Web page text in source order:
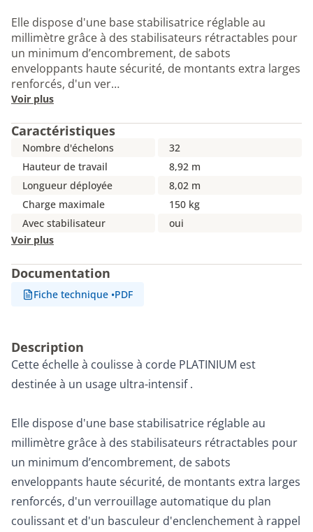
Elle dispose d'une base stabilisatrice réglable au
millimètre grâce à des stabilisateurs rétractables pour
un minimum d’encombrement, de sabots
enveloppants haute sécurité, de montants extra larges
renforcés, d'un ver…
Voir plus
Caractéristiques
Nombre d'échelons
32
Hauteur de travail
8,92 m
Longueur déployée
8,02 m
Charge maximale
150 kg
Avec stabilisateur
oui
Voir plus
Documentation
Fiche technique •PDF
Description
Cette échelle à coulisse à corde PLATINIUM est
destinée à un usage ultra-intensif .
Elle dispose d'une base stabilisatrice réglable au
millimètre grâce à des stabilisateurs rétractables pour
un minimum d’encombrement, de sabots
enveloppants haute sécurité, de montants extra larges
renforcés, d'un verrouillage automatique du plan
coulissant et d'un basculeur d'enclenchement à rappel